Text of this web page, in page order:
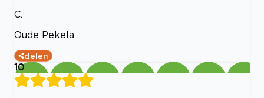
C.
Oude Pekela
delen
10